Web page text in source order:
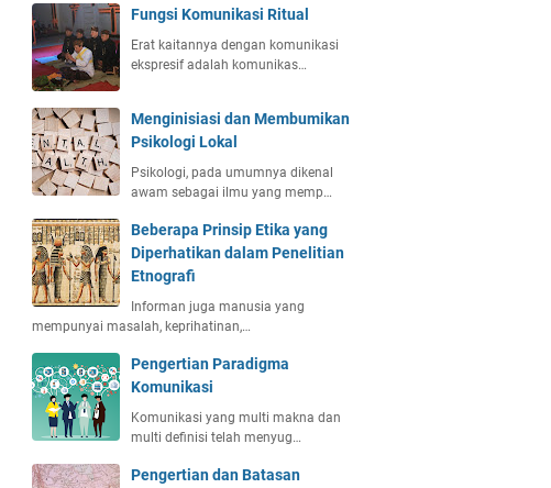
Fungsi Komunikasi Ritual
Erat kaitannya dengan komunikasi
ekspresif adalah komunikas…
Menginisiasi dan Membumikan
Psikologi Lokal
Psikologi, pada umumnya dikenal
awam sebagai ilmu yang memp…
Beberapa Prinsip Etika yang
Diperhatikan dalam Penelitian
Etnografi
Informan juga manusia yang
mempunyai masalah, keprihatinan,…
Pengertian Paradigma
Komunikasi
Komunikasi yang multi makna dan
multi definisi telah menyug…
Pengertian dan Batasan